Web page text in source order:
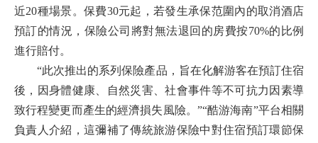
近20種場景。保費30元起，若發生承保范圍內的取消酒店
預訂的情況，保險公司將對無法退回的房費按70%的比例
進行賠付。
“此次推出的系列保險產品，旨在化解游客在預訂住宿
後，因身體健康、自然災害、社會事件等不可抗力因素導
致行程變更而產生的經濟損失風險。”“酷游海南”平台相關
負責人介紹，這彌補了傳統旅游保險中對住宿預訂環節保